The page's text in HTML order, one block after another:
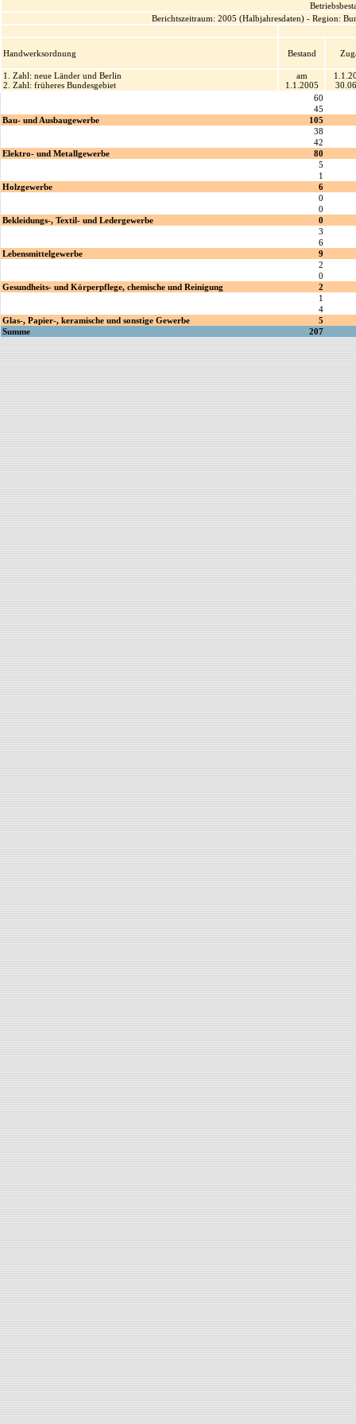
Berichtszeitraum: 2005 (Halbjahresdaten) - Region:
Handwerksordnung Bestand
1. Zahl: neue Länder und Berlin
2. Zahl: früheres Bundesgebiet
am
1.1.2005
60
45
Bau- und Ausbaugewerbe
105
38
42
Elektro- und Metallgewerbe
80
5
1
Holzgewerbe
6
0
0
Bekleidungs-, Textil- und Ledergewerbe
0
3
6
Lebensmittelgewerbe
9
2
0
Gesundheits- und Körperpflege, chemische und Reinigung
2
1
4
Glas-, Papier-, keramische und sonstige Gewerbe
5
Summe
207